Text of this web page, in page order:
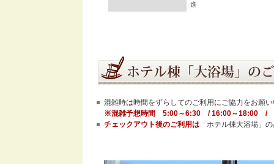
進
混雑時は時間をずらしてのご利用にご協力をお願
※混雑予想時間 5:00～6:30 / 16:00～18:00 /
チェックアウト後のご利用は 「ホテル棟大浴場」